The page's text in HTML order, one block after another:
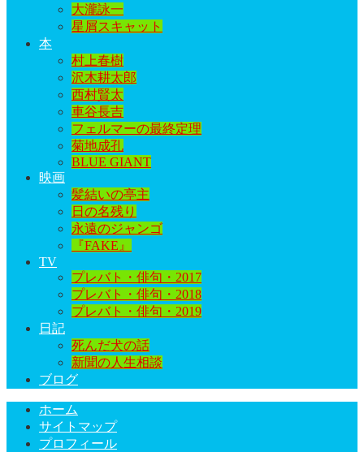
大瀧詠一
星屑スキャット
本
村上春樹
沢木耕太郎
西村賢太
車谷長吉
フェルマーの最終定理
菊地成孔
BLUE GIANT
映画
髪結いの亭主
日の名残り
永遠のジャンゴ
『FAKE』
TV
プレバト・俳句・2017
プレバト・俳句・2018
プレバト・俳句・2019
日記
死んだ犬の話
新聞の人生相談
ブログ
ホーム
サイトマップ
プロフィール